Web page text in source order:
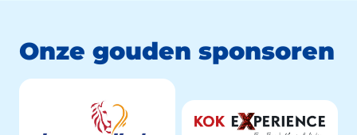
Onze gouden sponsoren